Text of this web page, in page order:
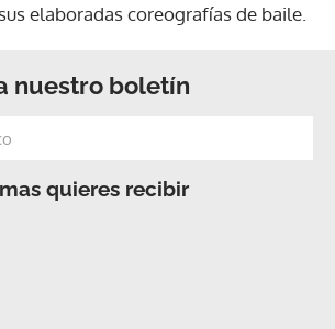
elaboradas coreografías de baile.
nuestro boletín
quieres recibir